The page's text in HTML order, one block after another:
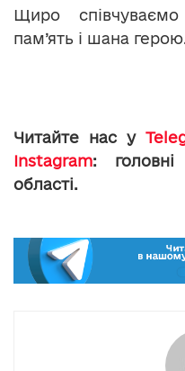
Щиро
пам’ять і шана герою.
Читайте нас у
Instagram:
області.